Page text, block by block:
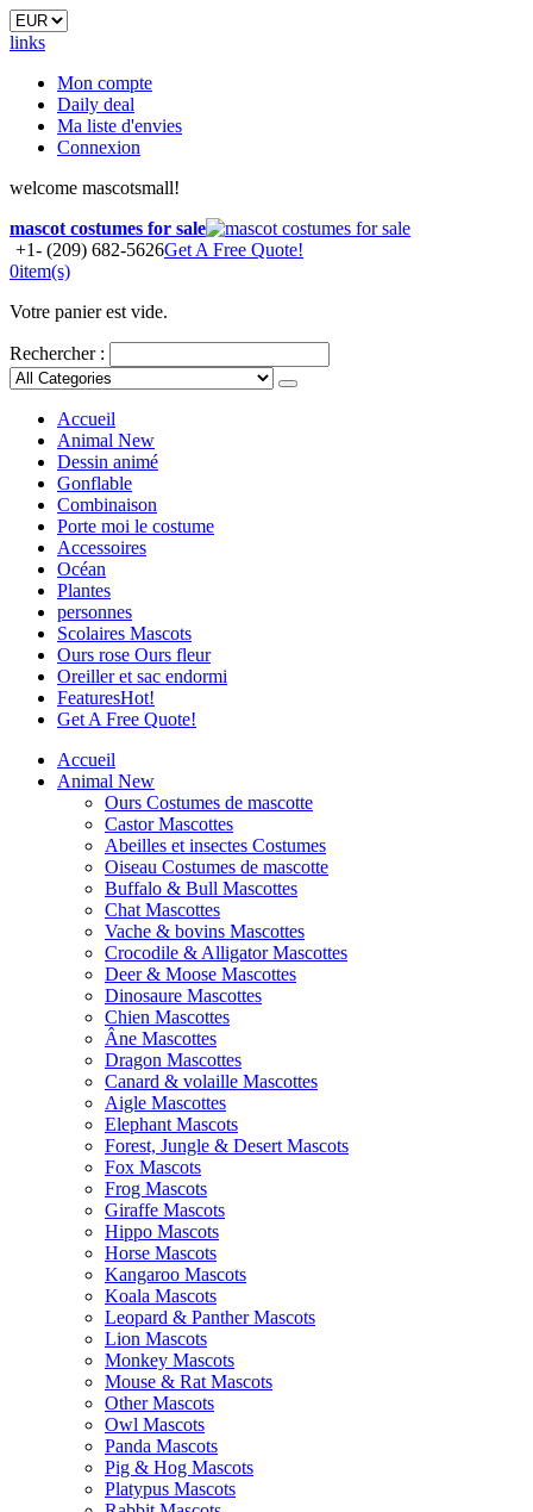
links
Mon compte
Daily deal
Ma liste d'envies
Connexion
welcome mascotsmall!
mascot costumes for sale
+1- (209) 682-5626Get A Free Quote!
0item(s)
Votre panier est vide.
Rechercher :
Accueil
Animal New
Dessin animé
Gonflable
Combinaison
Porte moi le costume
Accessoires
Océan
Plantes
personnes
Scolaires Mascots
Ours rose Ours fleur
Oreiller et sac endormi
FeaturesHot!
Get A Free Quote!
Accueil
Animal New
Ours Costumes de mascotte
Castor Mascottes
Abeilles et insectes Costumes
Oiseau Costumes de mascotte
Buffalo & Bull Mascottes
Chat Mascottes
Vache & bovins Mascottes
Crocodile & Alligator Mascottes
Deer & Moose Mascottes
Dinosaure Mascottes
Chien Mascottes
Âne Mascottes
Dragon Mascottes
Canard & volaille Mascottes
Aigle Mascottes
Elephant Mascots
Forest, Jungle & Desert Mascots
Fox Mascots
Frog Mascots
Giraffe Mascots
Hippo Mascots
Horse Mascots
Kangaroo Mascots
Koala Mascots
Leopard & Panther Mascots
Lion Mascots
Monkey Mascots
Mouse & Rat Mascots
Other Mascots
Owl Mascots
Panda Mascots
Pig & Hog Mascots
Platypus Mascots